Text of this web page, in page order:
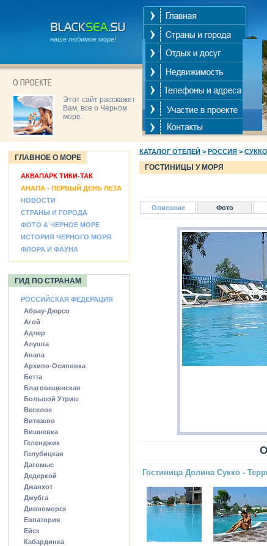
наше любимое море!
Этот сайт расскажет
Вам, все о Черном
море.
ГЛАВНОЕ О МОРЕ
АКВАПАРК ТИКИ-ТАК
АНАПА - ПЕРВЫЙ ДЕНЬ ЛЕТА
НОВОСТИ
СТРАНЫ И ГОРОДА
ФОТО & ЧЕРНОЕ МОРЕ
ИСТОРИЯ ЧЕРНОГО МОРЯ
ФЛОРА И ФАУНА
ГИД ПО СТРАНАМ
РОССИЙСКАЯ ФЕДЕРАЦИЯ
Абрау-Дюрсо
Агой
Адлер
Алушта
Анапа
Архипо-Осиповка
Бетта
Благовещенская
Большой Утриш
Веселое
Витязево
Вишневка
Геленджик
Голубицкая
Дагомыс
Дедеркой
Джанхот
Джубга
Дивноморск
Евпатория
Ейск
Кабардинка
КАТАЛОГ ОТЕЛЕЙ > РОССИЯ > СУККО
ГОСТИНИЦЫ У МОРЯ
Описание Фото
Гостиница Долина Сукко -